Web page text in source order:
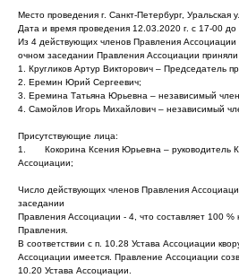
Место проведения г. Санкт-Петербург,
Дата и время проведения 12.03.2020 г. с 17-00 до
Из 4 действующих членов Правления
очном заседании Правления Ассоциации приняли
1. Кругликов Артур Викторович – Председатель
2. Еремин Юрий Сергеевич;
3. Еремина Татьяна Юрьевна – независимый член
4. Самойлов Игорь Михайлович – независимый
Присутствующие лица:
1. Кокорина Ксения Юрьевна – руководитель
Ассоциации;
Число действующих членов Правления
заседании
Правления Ассоциации - 4, что составляет 100 %
Правления.
В соответствии с п. 10.28 Устава Ассоциации
Ассоциации имеется. Правление Ассоциации
10.20 Устава Ассоциации.